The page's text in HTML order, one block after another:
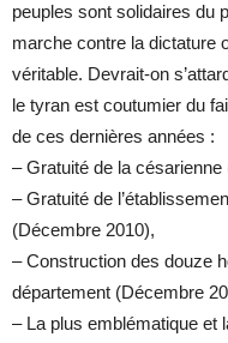
peuples sont solidaires du
marche contre la dictature
véritable. Devrait-on
le tyran est coutumier du
de ces dernières années :
– Gratuité de la césarienne
– Gratuité de
(Décembre 2010),
– Construction des douze
département (Décembre
– La plus emblématique et